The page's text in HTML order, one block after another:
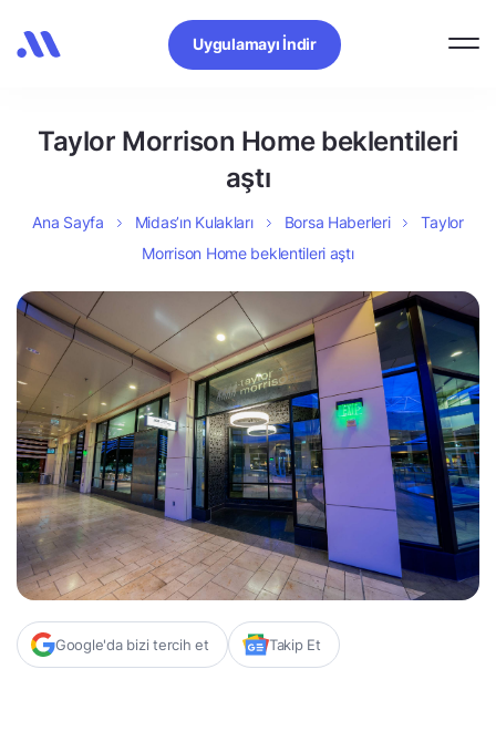
Uygulamayı İndir
Taylor Morrison Home beklentileri
aştı
Ana Sayfa Midas’ın Kulakları Borsa Haberleri
Taylor
Morrison Home beklentileri aştı
Google'da bizi tercih et Takip Et